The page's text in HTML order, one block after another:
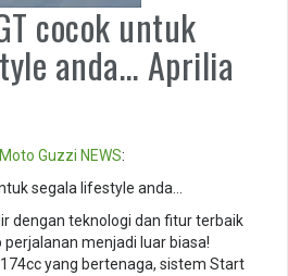
cocok untuk
anda… Aprilia
Moto Guzzi NEWS:
segala lifestyle anda…
dengan teknologi dan fitur terbaik
menjadi luar biasa!
yang bertenaga, sistem Start